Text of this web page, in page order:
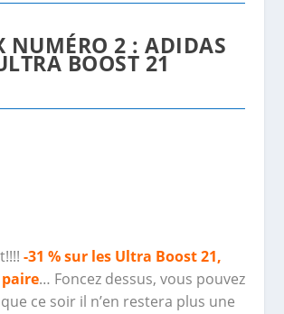
NUMÉRO 2 : ADIDAS
BOOST 21
-31 % sur les Ultra Boost 21,
… Foncez dessus, vous pouvez
ce soir il n’en restera plus une